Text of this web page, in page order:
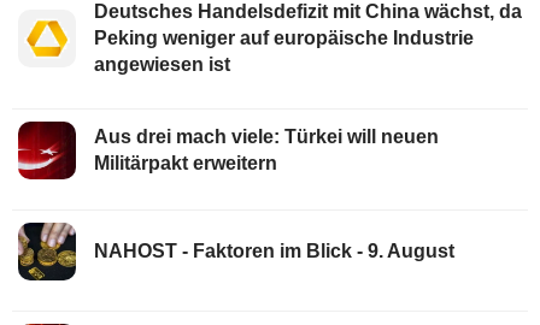
Deutsches Handelsdefizit mit China wächst, da
Peking weniger auf europäische Industrie
angewiesen ist
Aus drei mach viele: Türkei will neuen
Militärpakt erweitern
NAHOST - Faktoren im Blick - 9. August